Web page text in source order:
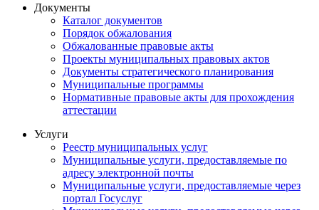
Документы
Каталог документов
Порядок обжалования
Обжалованные правовые акты
Проекты муниципальных правовых актов
Документы стратегического планирования
Муниципальные программы
Нормативные правовые акты для прохождения
аттестации
Услуги
Реестр муниципальных услуг
Муниципальные услуги, предоставляемые по
адресу электронной почты
Муниципальные услуги, предоставляемые через
портал Госуслуг